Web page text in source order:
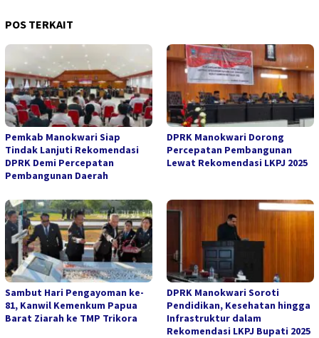
POS TERKAIT
Pemkab Manokwari Siap
Tindak Lanjuti Rekomendasi
DPRK Demi Percepatan
Pembangunan Daerah
DPRK Manokwari Dorong
Percepatan Pembangunan
Lewat Rekomendasi LKPJ 2025
Sambut Hari Pengayoman ke-
81, Kanwil Kemenkum Papua
Barat Ziarah ke TMP Trikora
DPRK Manokwari Soroti
Pendidikan, Kesehatan hingga
Infrastruktur dalam
Rekomendasi LKPJ Bupati 2025